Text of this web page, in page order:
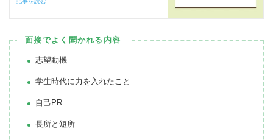
面接でよく聞かれる内容
志望動機
学生時代に力を入れたこと
自己PR
長所と短所